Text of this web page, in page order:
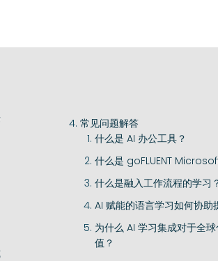
常见问题解答
什么是 AI 办公工具？
什么是 goFLUENT
什么是融入工作流程的学习
AI 赋能的语言学习如何协助
为什么 AI 学习集成对于全
值？